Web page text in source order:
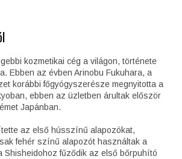
kozmetikai cég a világon, története
Ebben az évben Arinobu Fukuhara, a
korábbi főgyógyszerésze megnyitotta a
ebben az üzletben árultak először
Japánban.
az első hússzínű alapozókat,
fehér színű alapozót használtak a
Shisheidohoz fűződik az első bőrpuhító